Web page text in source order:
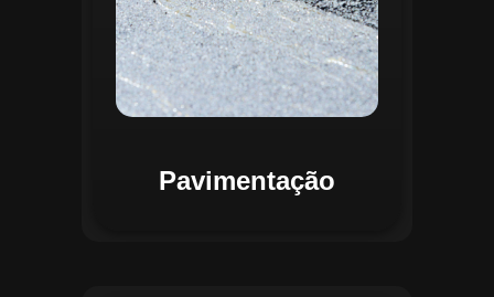
Pavimentação